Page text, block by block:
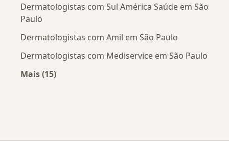
Dermatologistas com Sul América Saúde em São
Paulo
Dermatologistas com Amil em São Paulo
Dermatologistas com Mediservice em São Paulo
Mais (15)